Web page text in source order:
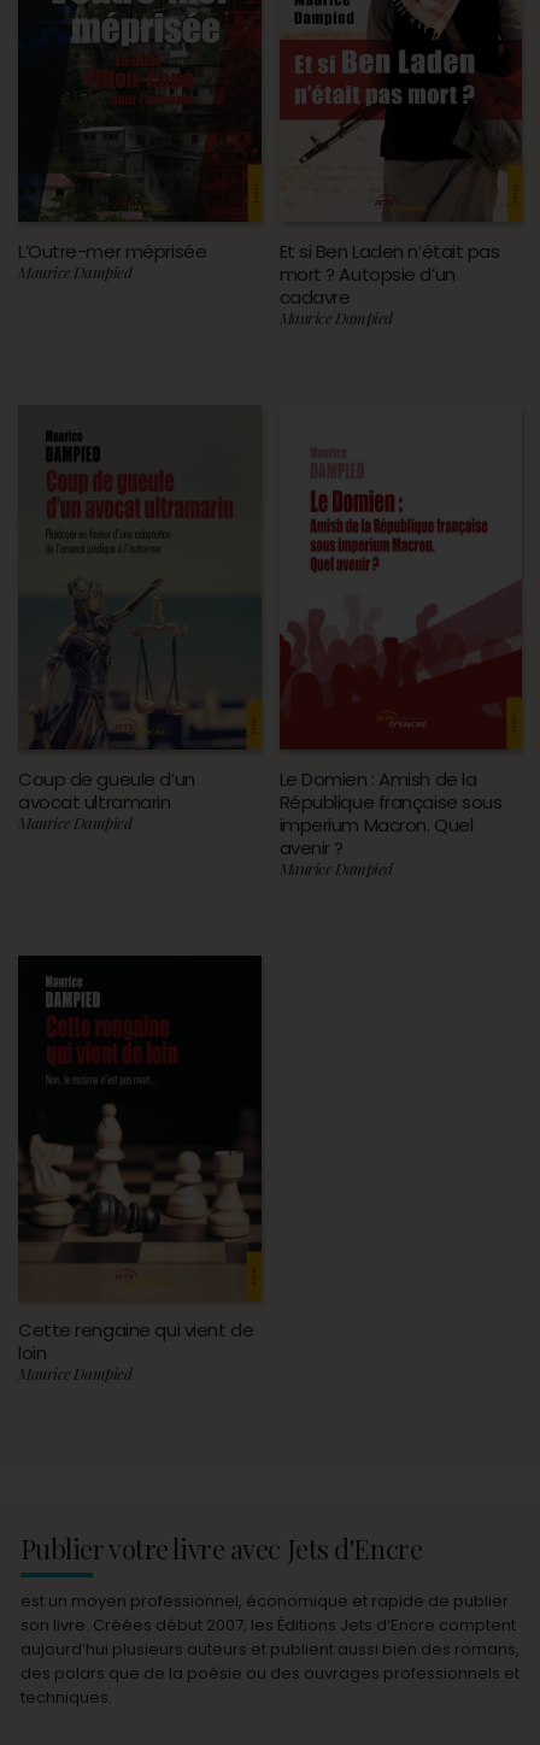
L’Outre-mer méprisée
Maurice Dampied
Et si Ben Laden n’était pas
mort ? Autopsie d’un
cadavre
Maurice Dampied
Coup de gueule d’un
avocat ultramarin
Maurice Dampied
Le Domien : Amish de la
République française sous
imperium Macron. Quel
avenir ?
Maurice Dampied
Cette rengaine qui vient de
loin
Maurice Dampied
Publier votre livre avec Jets d'Encre
est un moyen professionnel, économique et rapide de publier
son livre. Créées début 2007, les Éditions Jets d’Encre comptent
aujourd’hui plusieurs auteurs et publient aussi bien des romans,
des polars que de la poésie ou des ouvrages professionnels et
techniques.